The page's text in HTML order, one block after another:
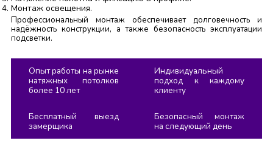
Монтаж освещения.
Профессиональный монтаж обеспечивает долговечность и
надёжность конструкции, а также безопасность эксплуатации
подсветки.
Опыт работы на рынке
натяжных потолков
более 10 лет
Индивидуальный
подход к каждому
клиенту
Бесплатный выезд
замерщика
Безопасный монтаж
на следующий день